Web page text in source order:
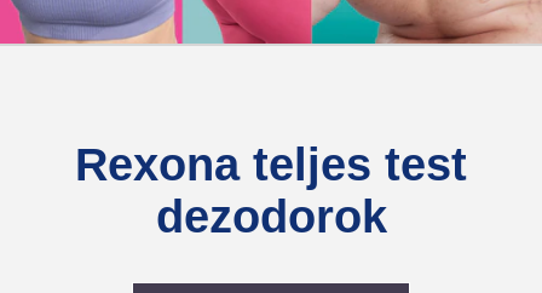
Rexona teljes test
dezodorok